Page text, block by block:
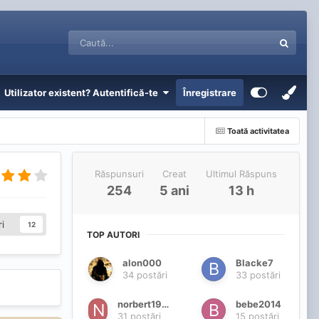
Utilizator existent? Autentifică-te Înregistrare
Toată activitatea
12
Răspunsuri
254
Creat
5 ani
Ultimul Răspuns
13 h
TOP AUTORI
alon000
34 postări
Blacke7
33 postări
norbert1976us
31 postări
bebe2014
15 postări